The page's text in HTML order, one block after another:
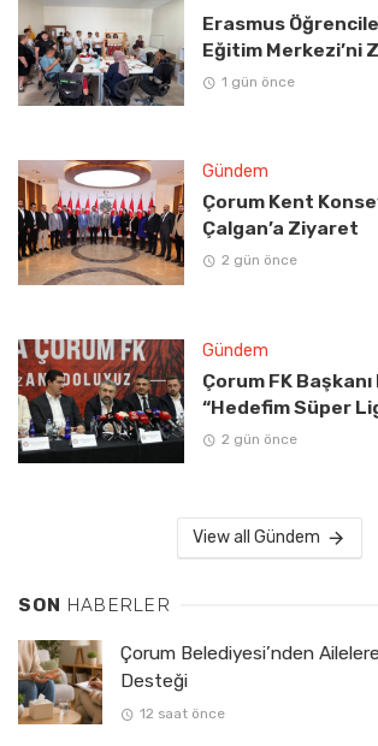
Erasmus
Eğitim Merkezi’ni
1 gün önce
Gündem
Çorum Kent
Çalgan’a Ziyaret
2 gün önce
Gündem
Çorum FK Başkanı
“Hedefim Süper
2 gün önce
View all Gündem
SON HABERLER
Çorum Belediyesi’nden
Desteği
12 saat önce